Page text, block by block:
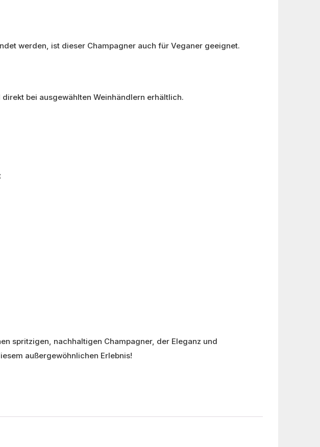
werden, ist dieser Champagner auch für Veganer geeignet.
bei ausgewählten Weinhändlern erhältlich.
spritzigen, nachhaltigen Champagner, der Eleganz und
außergewöhnlichen Erlebnis!